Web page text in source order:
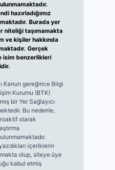
hazırladığımız
Burada yer
niteliği taşımamakta
ve kişiler hakkında
Gerçek
isim benzerlikleri
Kanun gereğince Bilgi
Kurumu (BTK)
bir Yer Sağlayıcı
Bu nedenle,
olarak
içeriklerin
olup, siteye üye
kabul etmiş